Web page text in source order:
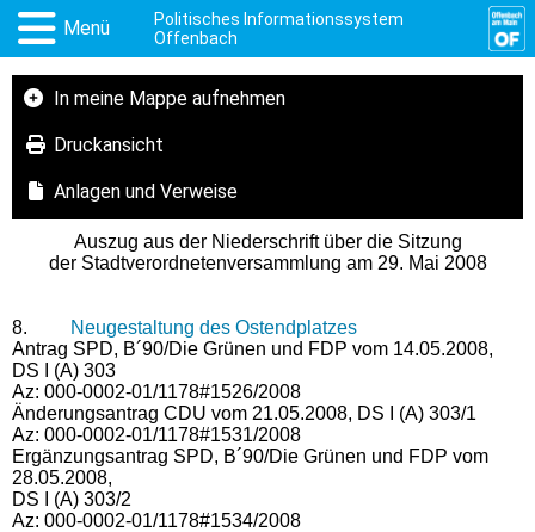
Menü
Politisches Informationssystem
Offenbach
In meine Mappe aufnehmen
Druckansicht
Anlagen und Verweise
Auszug aus der Niederschrift über die Sitzung
der Stadtverordnetenversammlung am 29. Mai 2008
8.
Neugestaltung des Ostendplatzes
Antrag SPD, B´90/Die Grünen und FDP vom 14.05.2008,
DS I (A) 303
Az: 000-0002-01/1178#1526/2008
Änderungsantrag CDU vom 21.05.2008, DS I (A) 303/1
Az: 000-0002-01/1178#1531/2008
Ergänzungsantrag SPD, B´90/Die Grünen und FDP vom
28.05.2008,
DS I (A) 303/2
Az: 000-0002-01/1178#1534/2008